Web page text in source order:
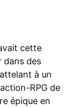
cette
dans des
à un
RPG de
épique en